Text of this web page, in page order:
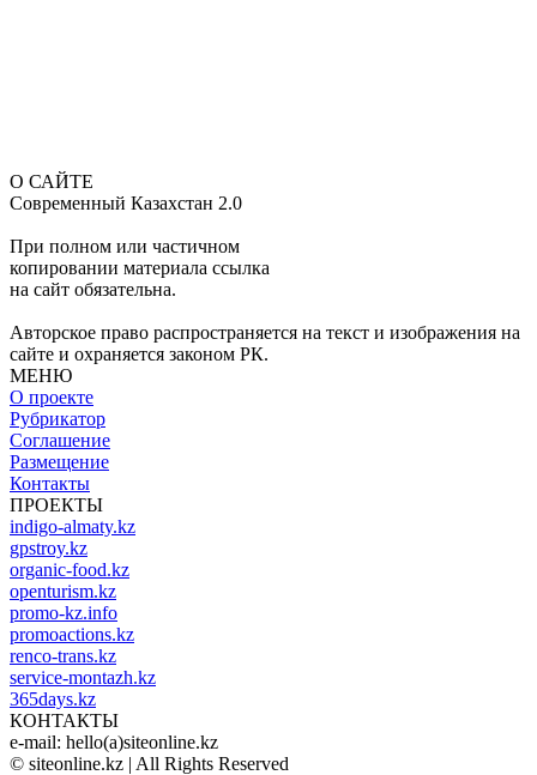
О САЙТЕ
Современный Казахстан 2.0
При полном или частичном
копировании материала ссылка
на сайт обязательна.
Авторское право распространяется на текст и изображения на
сайте и охраняется законом РК.
МЕНЮ
О проекте
Рубрикатор
Соглашение
Размещение
Контакты
ПРОЕКТЫ
indigo-almaty.kz
gpstroy.kz
organic-food.kz
openturism.kz
promo-kz.info
promoactions.kz
renco-trans.kz
service-montazh.kz
365days.kz
КОНТАКТЫ
e-mail: hello(a)siteonline.kz
© siteonline.kz | All Rights Reserved